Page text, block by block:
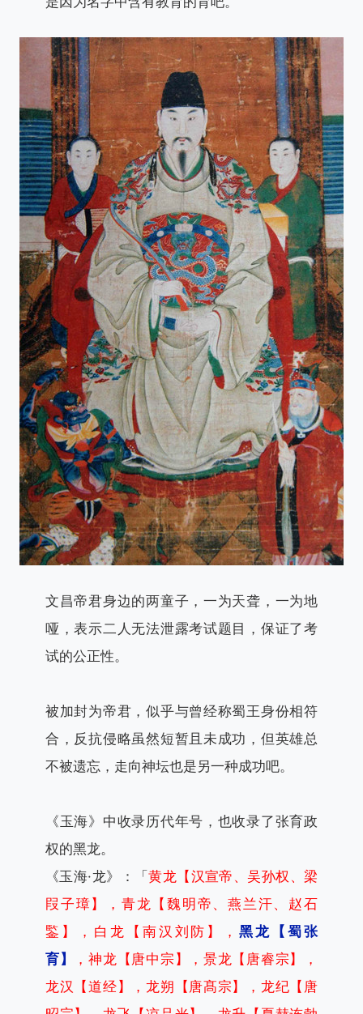
文昌帝君身边的两童子，一为天聋，一为地
哑，表示二人无法泄露考试题目，保证了考
试的公正性。
被加封为帝君，似乎与曾经称蜀王身份相符
合，反抗侵略虽然短暂且未成功，但英雄总
不被遗忘，走向神坛也是另一种成功吧。
《玉海》中收录历代年号，也收录了张育政
权的黑龙。
《玉海·龙》：「黄龙【汉宣帝、吴孙权、梁
叚子璋】，青龙【魏明帝、燕兰汗、赵石
鍳】，白龙【南汉刘防】，黑龙【蜀张
育】
，神龙【唐中宗】，景龙【唐睿宗】，
龙汉【道经】，龙朔【唐髙宗】，龙纪【唐